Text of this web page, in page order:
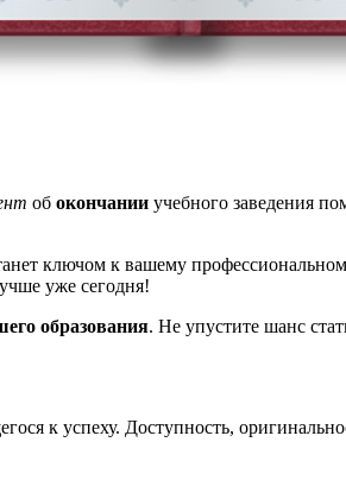
об окончании учебного заведения
ключом к вашему
уже сегодня!
образования. Не упустите шанс
к успеху. Доступность,